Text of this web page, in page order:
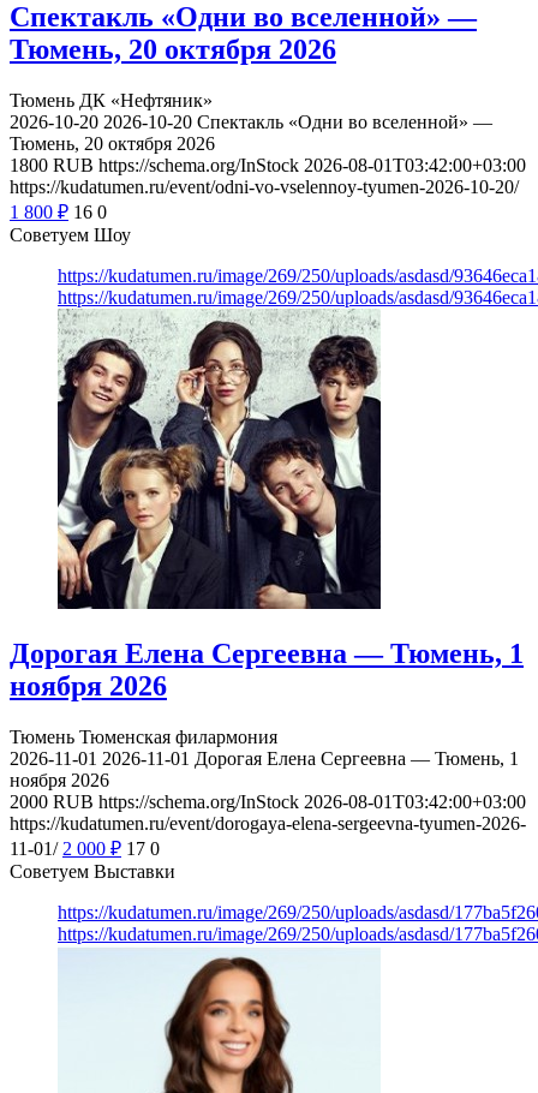
Спектакль «Одни во вселенной» —
Тюмень, 20 октября 2026
Тюмень ДК «Нефтяник»
2026-10-20 2026-10-20 Спектакль «Одни во вселенной» —
Тюмень, 20 октября 2026
1800 RUB https://schema.org/InStock 2026-08-01T03:42:00+03:00
https://kudatumen.ru/event/odni-vo-vselennoy-tyumen-2026-10-20/
1 800 ₽ 16 0
Советуем Шоу
https://kudatumen.ru/image/269/250/uploads/asdasd/
https://kudatumen.ru/image/269/250/uploads/asdasd/
Дорогая Елена Сергеевна — Тюмень, 1
ноября 2026
Тюмень Тюменская филармония
2026-11-01 2026-11-01 Дорогая Елена Сергеевна — Тюмень, 1
ноября 2026
2000 RUB https://schema.org/InStock 2026-08-01T03:42:00+03:00
https://kudatumen.ru/event/dorogaya-elena-sergeevna-tyumen-2026-
11-01/ 2 000 ₽ 17 0
Советуем Выставки
https://kudatumen.ru/image/269/250/uploads/asdasd/
https://kudatumen.ru/image/269/250/uploads/asdasd/